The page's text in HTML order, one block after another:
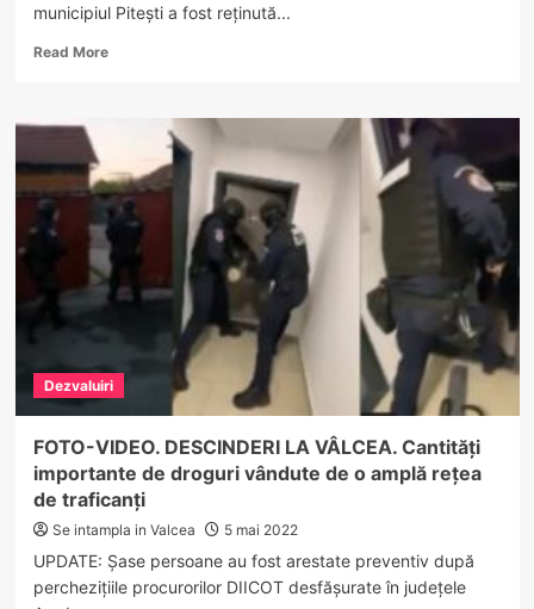
municipiul Pitești a fost reținută...
Read MoreRead
educatoare
fost
acuzată
de
purtare
abuzivă
după
fi
agresat
copii
Dezvaluiri
FOTO-VIDEO. DESCINDERI LA VÂLCEA. Cantități
importante de droguri vândute de o amplă rețea
de traficanți
Se intampla in Valcea 5 mai 2022
UPDATE: Șase persoane au fost arestate preventiv după
percheziţiile procurorilor DIICOT desfăşurate în județele